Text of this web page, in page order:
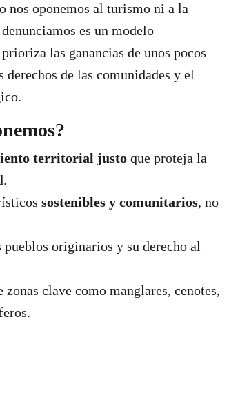
nos oponemos al turismo ni a la
es un modelo
las ganancias de unos pocos
derechos de las comunidades y el
territorial justo que proteja la
sostenibles y comunitarios, no
pueblos originarios y su derecho al
zonas clave como manglares, cenotes,